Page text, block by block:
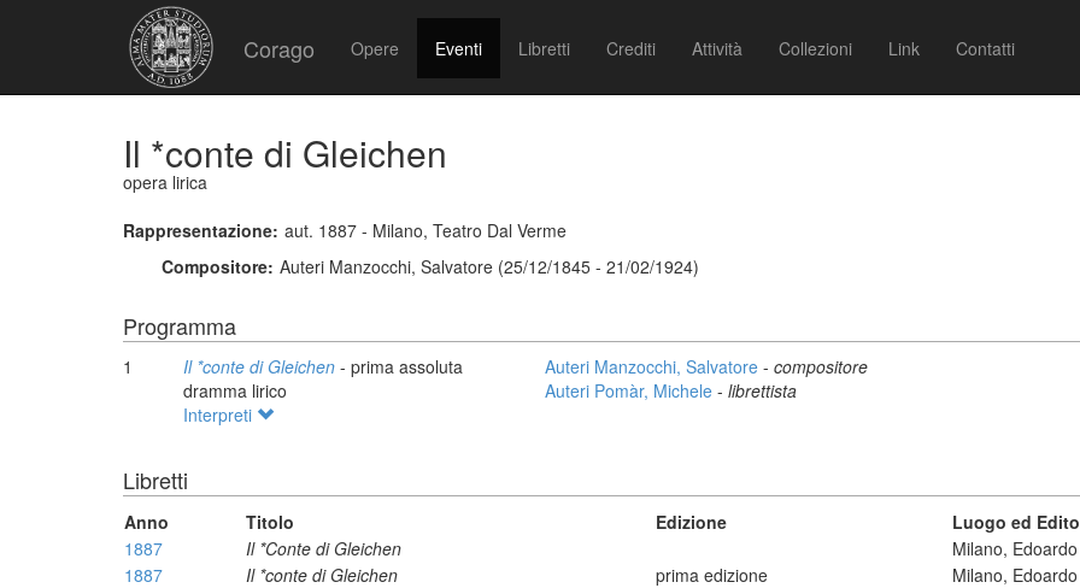
Corago Opere Eventi Libretti Crediti Attività Collezioni Link Contatti
Il *conte di Gleichen
opera lirica
Rappresentazione: aut. 1887 - Milano, Teatro Dal Verme
Compositore: Auteri Manzocchi, Salvatore (25/12/1845 - 21/02/1924)
Programma
1 Il *conte di Gleichen - prima assoluta
dramma lirico
Auteri Manzocchi, Salvatore - compositore
Auteri Pomàr, Michele - librettista
Interpreti
Libretti
Anno Titolo Edizione
Luogo ed
1887
Il *Conte di Gleichen
Milano,
1887
Il *conte di Gleichen prima edizione
Milano,